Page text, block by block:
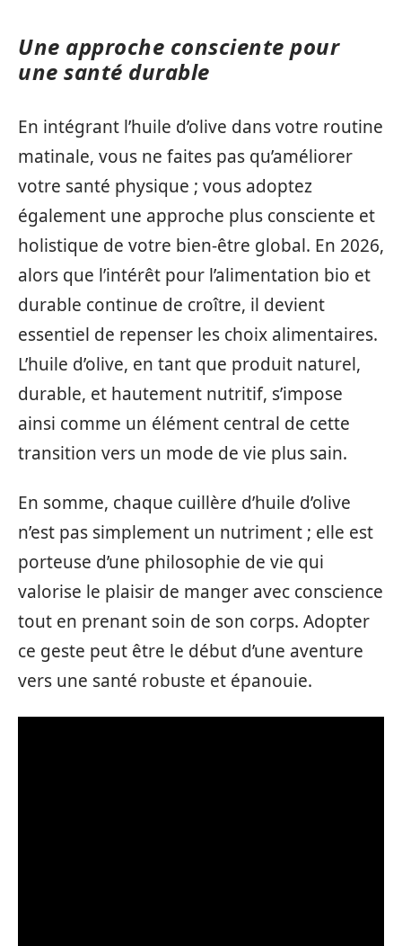
Une approche consciente pour
une santé durable
En intégrant l’huile d’olive dans votre routine
matinale, vous ne faites pas qu’améliorer
votre santé physique ; vous adoptez
également une approche plus consciente et
holistique de votre bien-être global. En 2026,
alors que l’intérêt pour l’alimentation bio et
durable continue de croître, il devient
essentiel de repenser les choix alimentaires.
L’huile d’olive, en tant que produit naturel,
durable, et hautement nutritif, s’impose
ainsi comme un élément central de cette
transition vers un mode de vie plus sain.
En somme, chaque cuillère d’huile d’olive
n’est pas simplement un nutriment ; elle est
porteuse d’une philosophie de vie qui
valorise le plaisir de manger avec conscience
tout en prenant soin de son corps. Adopter
ce geste peut être le début d’une aventure
vers une santé robuste et épanouie.